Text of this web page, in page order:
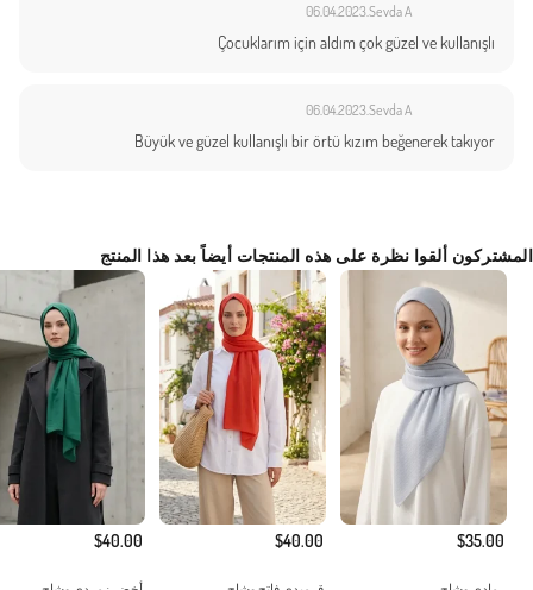
Sevda A.
06.04.2023
Çocuklarım için aldım çok güzel ve kullanışlı
Sevda A.
06.04.2023
Büyük ve güzel kullanışlı bir örtü kızım beğenerek takıyor
المشتركون ألقوا نظرة على هذه المنتجات أيضاً بعد هذا المنتج
$35.00
$40.00
$40.00